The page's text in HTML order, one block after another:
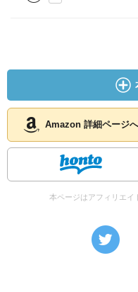
Amazon 詳細ページへ
本ページはアフィリエイ